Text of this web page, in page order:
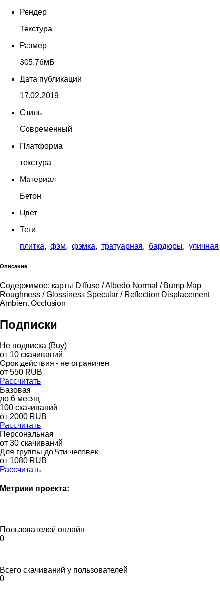
Рендер
Текстура
Размер
305.76мБ
Дата публикации
17.02.2019
Стиль
Современный
Платформа
текстура
Материал
Бетон
Цвет
Теги
плитка, фэм, фэмка, тратуарная, бардюры, уличная
Описание
Содержимое: карты Diffuse / Albedo Normal / Bump Map
Roughness / Glossiness Specular / Reflection Displacement
Ambient Occlusion
Подписки
Не подписка (Buy)
от 10 скачиваний
Срок действия - не ограничен
от 550 RUB
Рассчитать
Базовая
до 6 месяц
100 скачиваний
от 2000 RUB
Рассчитать
Персональная
от 30 скачиваний
Для группы до 5ти человек
от 1080 RUB
Рассчитать
Метрики проекта:
Пользователей онлайн
0
Всего скачиваний у пользователей
0